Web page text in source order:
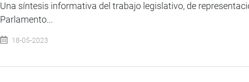
Una síntesis informativa del trabajo legislativo, de
Parlamento...
18-05-2023